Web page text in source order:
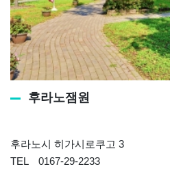
후라노잼원
후라노시 히가시로쿠고 3
TEL 0167-29-2233